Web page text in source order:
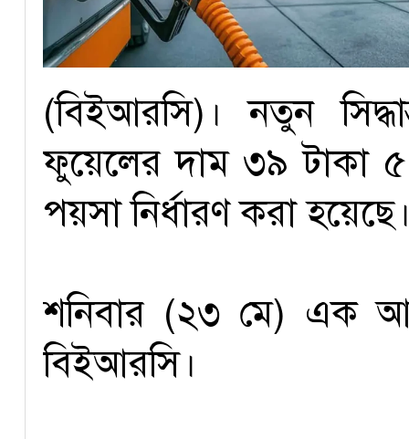
(বিইআরসি)। নতুন
ফুয়েলের দাম ৩৯ টাকা
পয়সা নির্ধারণ করা
শনিবার (২৩ মে) এক
বিইআরসি।